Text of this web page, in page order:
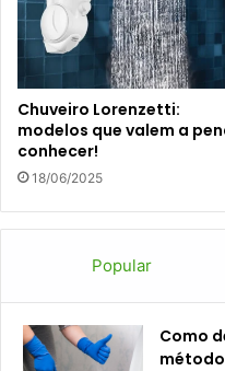
Chuveiro Lorenzetti:
modelos que valem a
conhecer!
18/06/2025
Popular
Como